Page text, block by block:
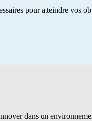
pour atteindre vos
dans un